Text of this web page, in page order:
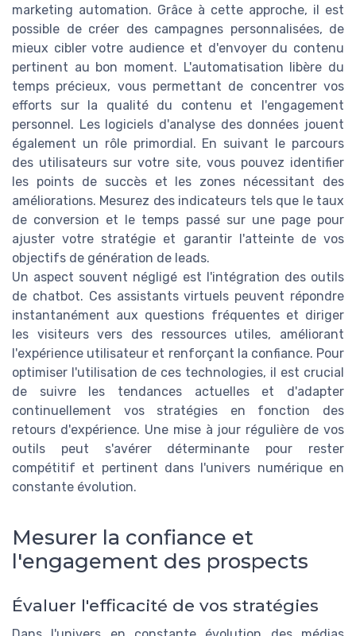
marketing automation. Grâce à cette approche, il est
possible de créer des campagnes personnalisées, de
mieux cibler votre audience et d'envoyer du contenu
pertinent au bon moment. L'automatisation libère du
temps précieux, vous permettant de concentrer vos
efforts sur la qualité du contenu et l'engagement
personnel. Les logiciels d'analyse des données jouent
également un rôle primordial. En suivant le parcours
des utilisateurs sur votre site, vous pouvez identifier
les points de succès et les zones nécessitant des
améliorations. Mesurez des indicateurs tels que le taux
de conversion et le temps passé sur une page pour
ajuster votre stratégie et garantir l'atteinte de vos
objectifs de génération de leads.
Un aspect souvent négligé est l'intégration des outils
de chatbot. Ces assistants virtuels peuvent répondre
instantanément aux questions fréquentes et diriger
les visiteurs vers des ressources utiles, améliorant
l'expérience utilisateur et renforçant la confiance. Pour
optimiser l'utilisation de ces technologies, il est crucial
de suivre les tendances actuelles et d'adapter
continuellement vos stratégies en fonction des
retours d'expérience. Une mise à jour régulière de vos
outils peut s'avérer déterminante pour rester
compétitif et pertinent dans l'univers numérique en
constante évolution.
Mesurer la confiance et
l'engagement des prospects
Évaluer l'efficacité de vos stratégies